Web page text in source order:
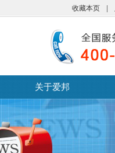
收藏本页
关于爱邦